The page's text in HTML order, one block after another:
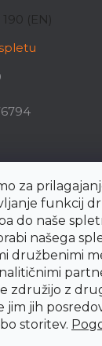
za
funkcij
do naše
našega
družbenimi
združijo z
jim jih
storitev.
(EN)
by Shoptet